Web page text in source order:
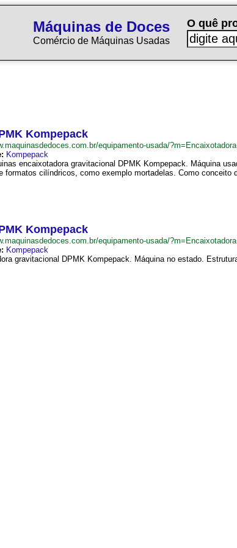
Máquinas de Doces
Comércio de Máquinas Usadas
O quê
Kompepack
equipamento-usada/
Kompepack
encaixotadora gravitacional DPMK Kompepack. Máquina
formatos cilíndricos, como exemplo mortadelas. Como conceito
Kompepack
equipamento-usada/
Kompepack
gravitacional DPMK Kompepack. Máquina no estado.